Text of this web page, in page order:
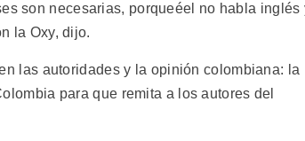
son necesarias, porqueéel no habla inglés
la Oxy, dijo.
las autoridades y la opinión colombiana: la
para que remita a los autores del